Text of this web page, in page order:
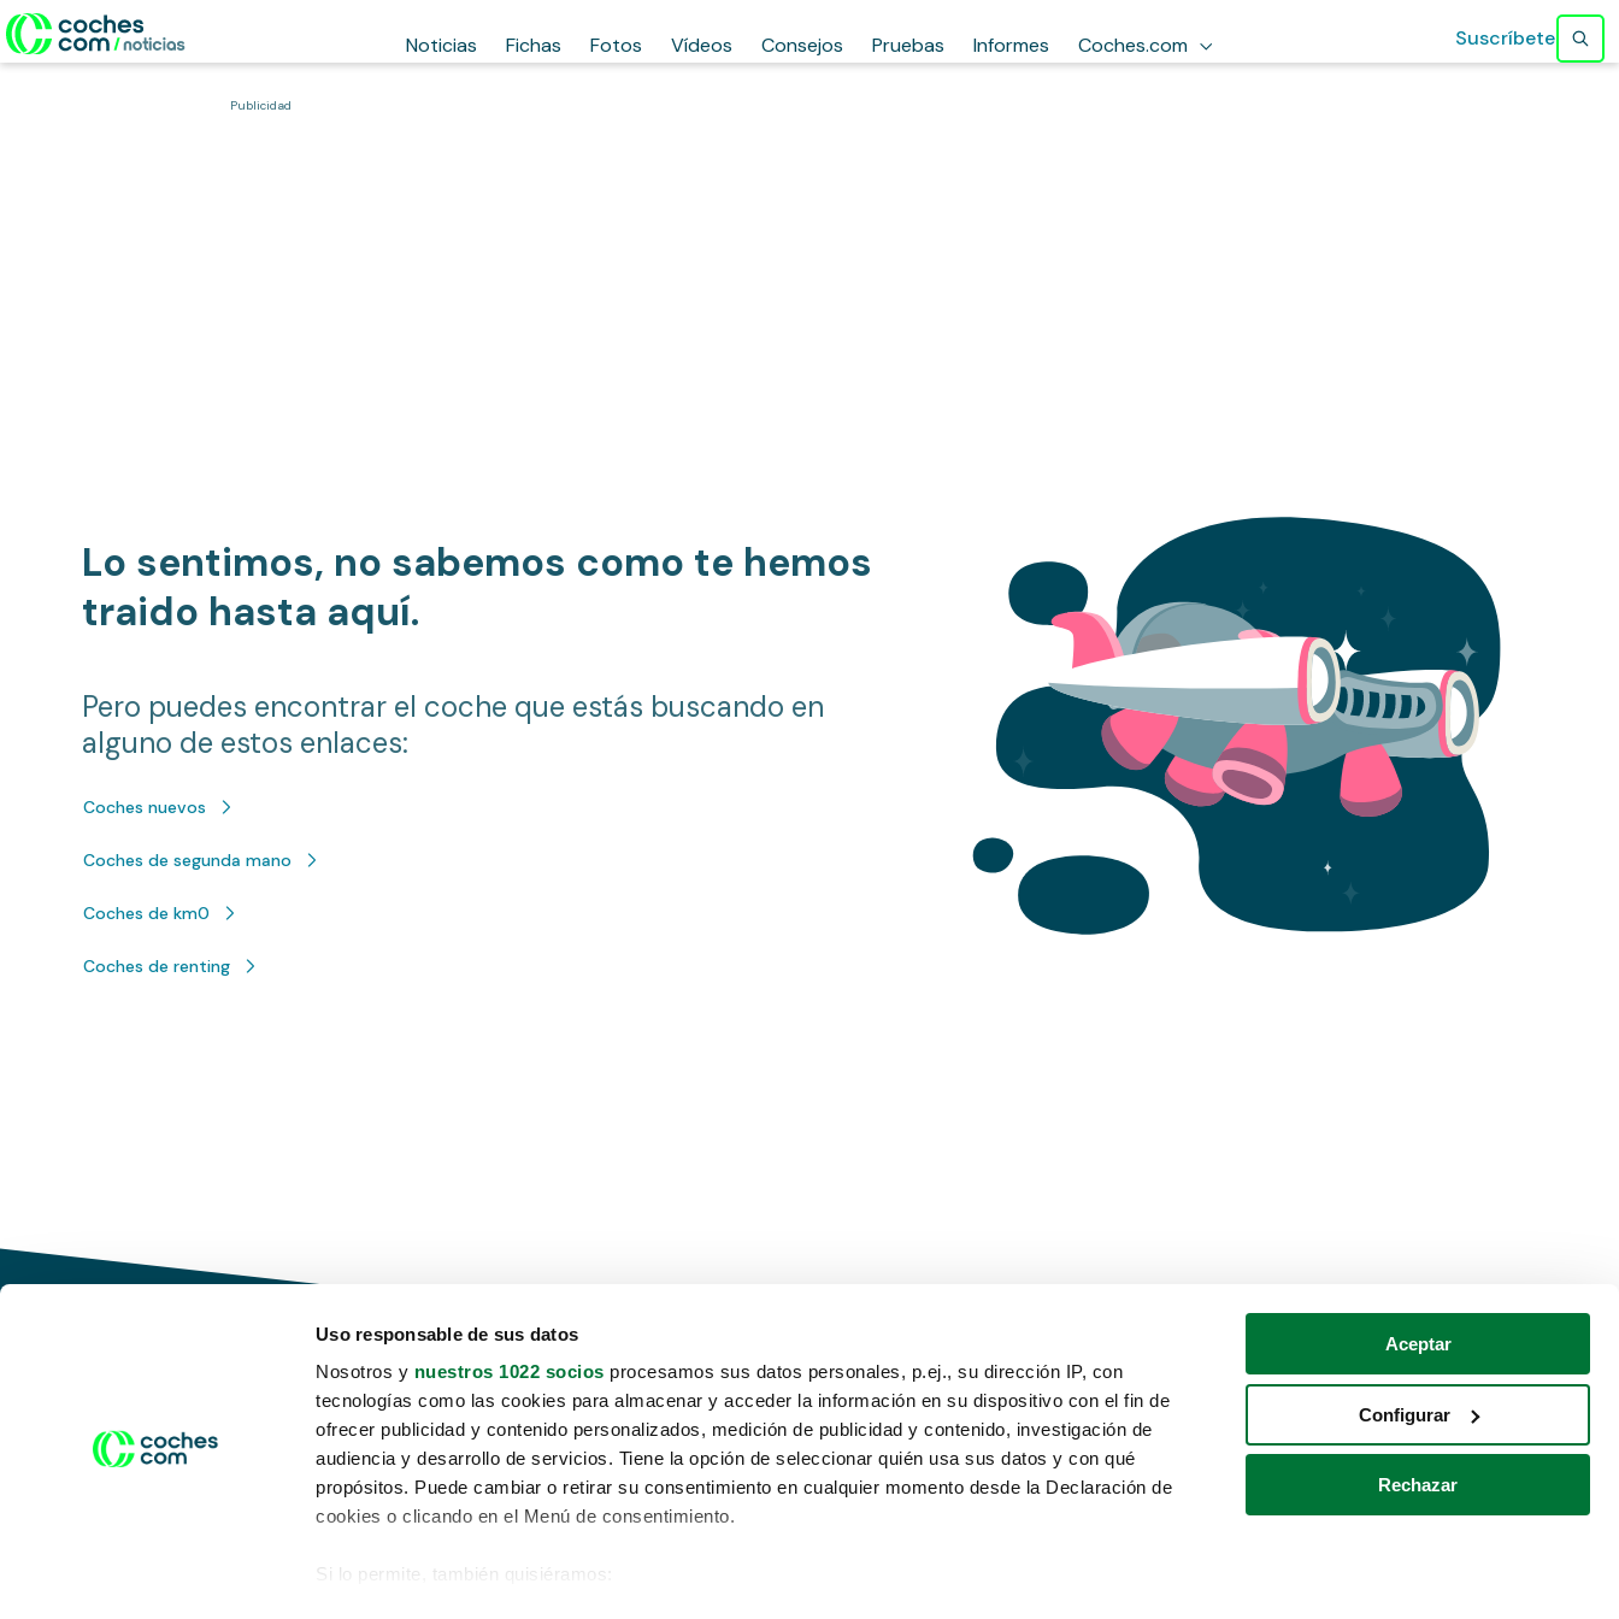
Uso responsable de sus datos
Nosotros y nuestros 1022 socios procesamos sus datos personales, p.ej., su dirección IP, con
tecnologías como las cookies para almacenar y acceder la información en su dispositivo con el fin de
ofrecer publicidad y contenido personalizados, medición de publicidad y contenido, investigación de
audiencia y desarrollo de servicios. Tiene la opción de seleccionar quién usa sus datos y con qué
propósitos. Puede cambiar o retirar su consentimiento en cualquier momento desde la Declaración de
cookies o clicando en el Menú de consentimiento.
Si lo permite, también quisiéramos:
Aceptar
Configurar
Rechazar
Noticias Fichas Fotos Vídeos Consejos Pruebas Informes Coches.com Suscríbete
Publicidad
Lo sentimos, no sabemos como te hemos
traido hasta aquí.
Pero puedes encontrar el coche que estás buscando en
alguno de estos enlaces:
Coches nuevos
Coches de segunda mano
Coches de km0
Coches de renting
Conduce tu futuro,
desata tu movilidad